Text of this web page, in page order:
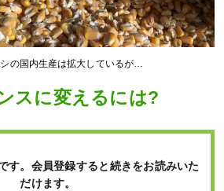
シの国内生産は拡大しているが…
スに変えるには?
す。会員登録すると続きをお読みいた
だけます。